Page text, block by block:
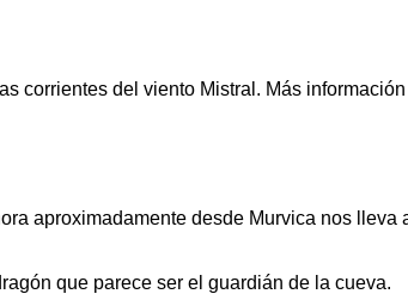
corrientes del viento Mistral. Más
aproximadamente desde Murvica nos lleva
que parece ser el guardián de la cueva.